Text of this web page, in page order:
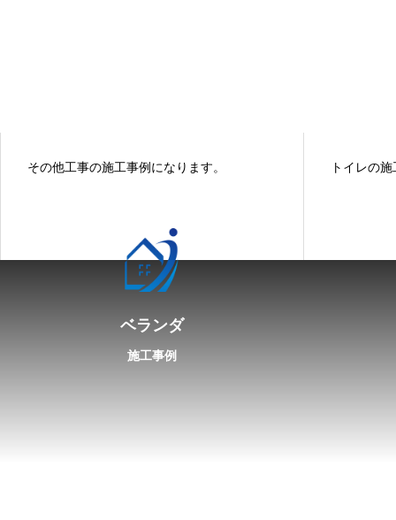
その他工事の施工事例になります。 トイレの
ベランダ
施工事例